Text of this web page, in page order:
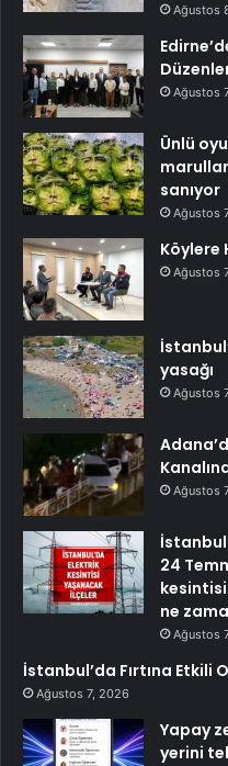
Ağustos
Ağustos
Ünlü
sanıyor
Ağustos
Köylere
Ağustos
yasağı
Ağustos
Ağustos
İstanbul
24
ne
Ağustos
İstanbul’da Fırtına Etkili
Ağustos 7, 2026
Yapay
yerini